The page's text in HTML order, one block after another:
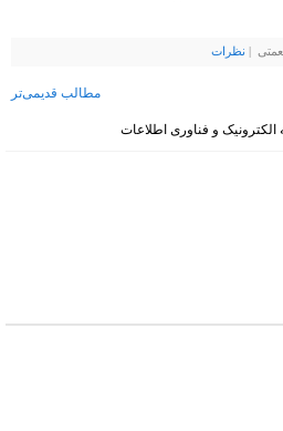
نظرات
مطالب قدیمی‌تر
و فناوری اطلاعات